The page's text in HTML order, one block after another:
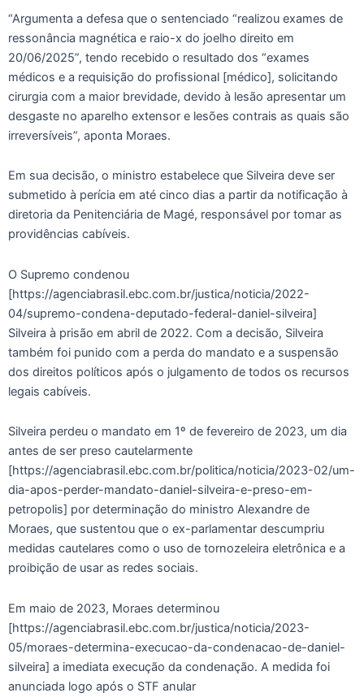
“Argumenta a defesa que o sentenciado “realizou exames de
ressonância magnética e raio-x do joelho direito em
20/06/2025”, tendo recebido o resultado dos “exames
médicos e a requisição do profissional [médico], solicitando
cirurgia com a maior brevidade, devido à lesão apresentar um
desgaste no aparelho extensor e lesões contrais as quais são
irreversíveis”, aponta Moraes.
Em sua decisão, o ministro estabelece que Silveira deve ser
submetido à perícia em até cinco dias a partir da notificação à
diretoria da Penitenciária de Magé, responsável por tomar as
providências cabíveis.
O Supremo condenou
[https://agenciabrasil.ebc.com.br/justica/noticia/2022-
04/supremo-condena-deputado-federal-daniel-silveira]
Silveira à prisão em abril de 2022. Com a decisão, Silveira
também foi punido com a perda do mandato e a suspensão
dos direitos políticos após o julgamento de todos os recursos
legais cabíveis.
Silveira perdeu o mandato em 1º de fevereiro de 2023, um dia
antes de ser preso cautelarmente
[https://agenciabrasil.ebc.com.br/politica/noticia/2023-02/um-
dia-apos-perder-mandato-daniel-silveira-e-preso-em-
petropolis] por determinação do ministro Alexandre de
Moraes, que sustentou que o ex-parlamentar descumpriu
medidas cautelares como o uso de tornozeleira eletrônica e a
proibição de usar as redes sociais.
Em maio de 2023, Moraes determinou
[https://agenciabrasil.ebc.com.br/justica/noticia/2023-
05/moraes-determina-execucao-da-condenacao-de-daniel-
silveira] a imediata execução da condenação. A medida foi
anunciada logo após o STF anular